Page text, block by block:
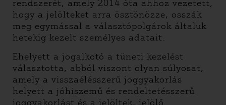
rendszerét, amely 2014 óta ahhoz vezetett,
hogy a jelölteket arra ösztönözze, osszák
meg egymással a választópolgárok általuk
hetekig kezelt személyes adatait.
Ehelyett a jogalkotó a tüneti kezelést
választotta, abból viszont olyan súlyosat,
amely a visszaélésszerű joggyakorlás
helyett a jóhiszemű és rendeltetésszerű
joggyakorlást és a jelöltek, jelölő